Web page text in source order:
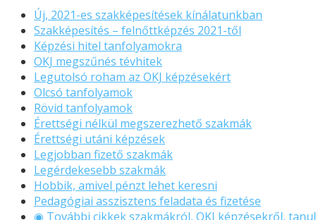
Új, 2021-es szakképesítések kínálatunkban
Szakképesítés – felnőttképzés 2021-től
Képzési hitel tanfolyamokra
OKJ megszűnés tévhitek
Legutolsó roham az OKJ képzésekért
Olcsó tanfolyamok
Rövid tanfolyamok
Érettségi nélkül megszerezhető szakmák
Érettségi utáni képzések
Legjobban fizető szakmák
Legérdekesebb szakmák
Hobbik, amivel pénzt lehet keresni
Pedagógiai asszisztens feladata és fizetése
◉ További cikkek szakmákról, OKJ képzésekről,